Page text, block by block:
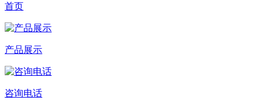
首页
产品展示
咨询电话